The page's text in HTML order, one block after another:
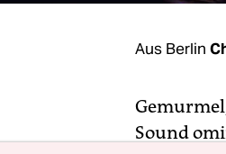
Aus Berlin
Sound